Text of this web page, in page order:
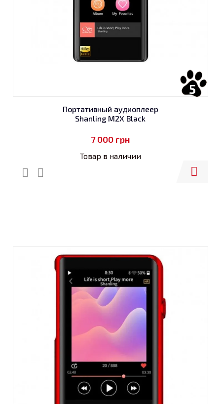
5
Портативный аудиоплеер
Shanling M2X Black
7 000 грн
Товар в наличии